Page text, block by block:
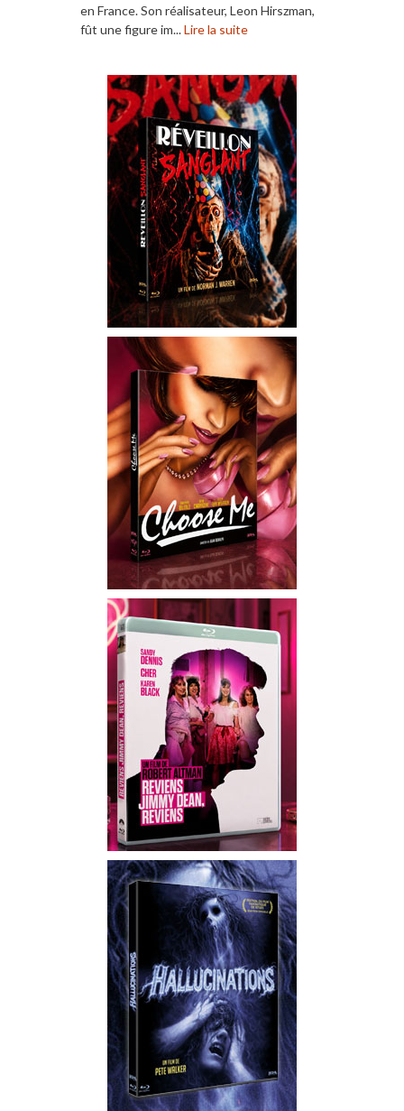
en France. Son réalisateur, Leon Hirszman,
fût une figure im...Lire la suite